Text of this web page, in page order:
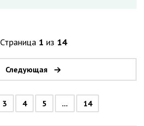
Страница 1 из 14
3 4 5 ... 14
Следующая